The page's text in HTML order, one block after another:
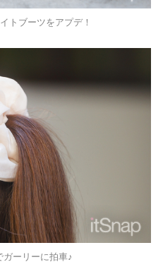
トブーツをアプデ！
ーリーに拍車♪